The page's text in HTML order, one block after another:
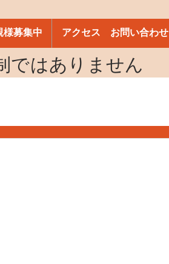
様募集中 アクセス お問い合わせ
ではありません